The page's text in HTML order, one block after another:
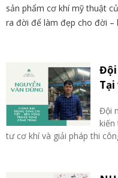
sản phẩm cơ khí mỹ thuật
ra đời để làm đẹp cho đời –
Đội
Đội
kiến
tư cơ khí và giải pháp thi